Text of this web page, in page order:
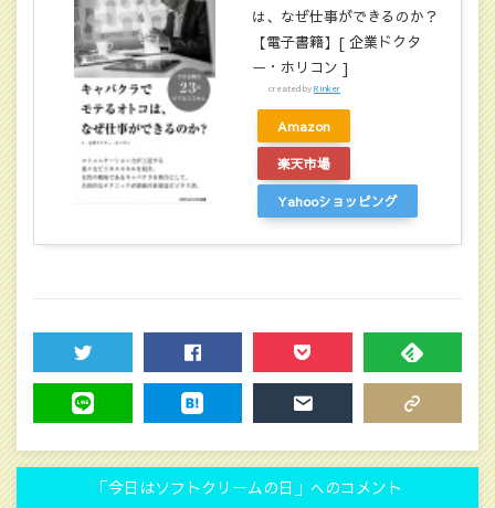
は、なぜ仕事ができるのか？
【電子書籍】[ 企業ドクタ
ー・ホリコン ]
created byRinker
Amazon
楽天市場
Yahooショッピング
TWEET SHARE POCKET FEEDLY
「今日はソフトクリームの日」へのコメント